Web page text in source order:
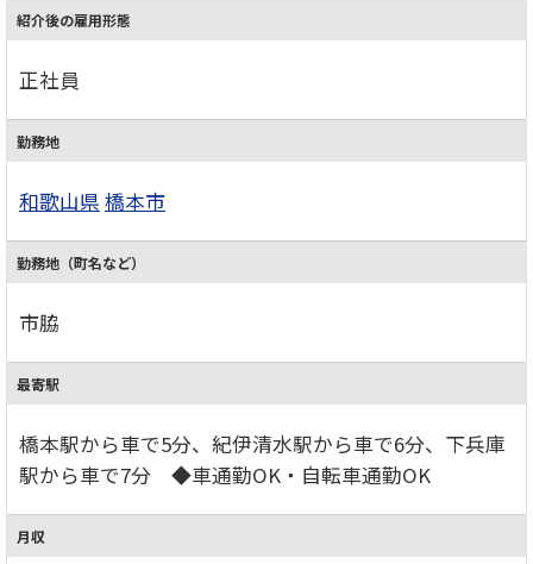
紹介後の雇用形態
正社員
勤務地
和歌山県 橋本市
勤務地（町名など）
市脇
最寄駅
橋本駅から車で5分、紀伊清水駅から車で6分、下兵庫
駅から車で7分 ◆車通勤OK・自転車通勤OK
月収